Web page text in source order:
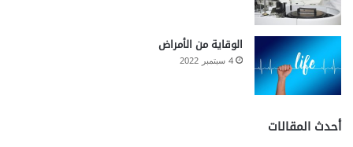
الوقاية من الأمراض
4 سبتمبر 2022
أحدث المقالات